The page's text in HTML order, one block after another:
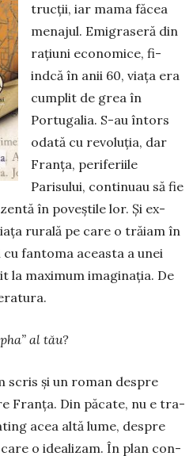
trucții, iar mama făcea
me­na­jul. Emigraseră din
rațiuni economice, fi­
indcă în anii 60, viața era
cumplit de grea în
Portugalia. S-au întors
odată cu revoluția, dar
Fran­ța, periferiile
Parisului, con­tinuau să fie
în poveștile lor. Și ex­
rurală pe care o tră­iam în
fantoma a­ceas­­ta a unei
la maxi­mum ima­ginația. De
al tău?
scris și un roman des­pre
Franța. Din păcate, nu e tra­
a­cea altă lume, des­pre
o idealizam. În plan con­